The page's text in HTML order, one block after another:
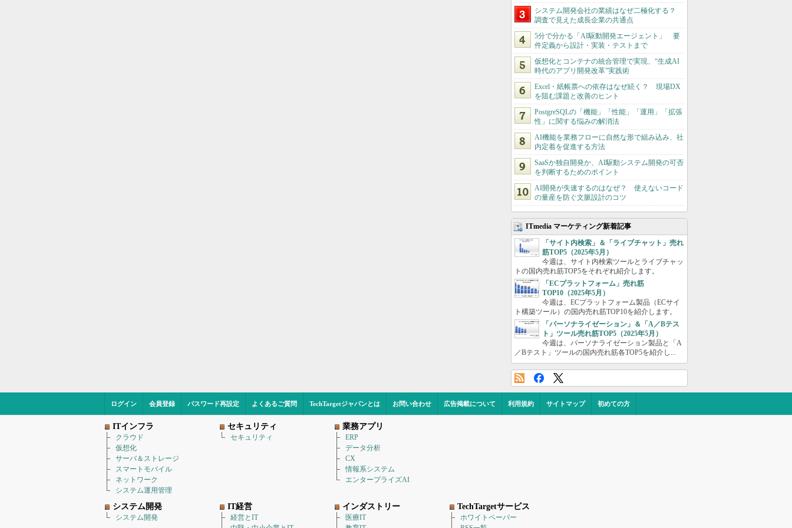
システム開発会社の業績はなぜ二極化する？
調査で見えた成長企業の共通点
5分で分かる「AI駆動開発エージェント」 要
件定義から設計・実装・テストまで
仮想化とコンテナの統合管理で実現、“生成AI
時代のアプリ開発改革”実践術
Excel・紙帳票への依存はなぜ続く？ 現場DX
を阻む課題と改善のヒント
PostgreSQLの「機能」「性能」「運用」「拡張
性」に関する悩みの解消法
AI機能を業務フローに自然な形で組み込み、社
内定着を促進する方法
SaaSか独自開発か、AI駆動システム開発の可否
を判断するためのポイント
AI開発が失速するのはなぜ？ 使えないコード
の量産を防ぐ文脈設計のコツ
ITmedia マーケティング新着記事
「サイト内検索」＆「ライブチャット」売れ
筋TOP5（2025年5月）
今週は、サイト内検索ツールとライブチャッ
トの国内売れ筋TOP5をそれぞれ紹介します。
「ECプラットフォーム」売れ筋
TOP10（2025年5月）
今週は、ECプラットフォーム製品（ECサイ
ト構築ツール）の国内売れ筋TOP10を紹介します。
「パーソナライゼーション」＆「A／Bテス
ト」ツール売れ筋TOP5（2025年5月）
今週は、パーソナライゼーション製品と「A
／Bテスト」ツールの国内売れ筋各TOP5を紹介し...
ログイン 会員登録 パスワード再設定 よくあるご質問 TechTargetジャパンとは お問い合わせ 広告掲載について 利用規約 サイトマップ 初めての方
ITインフラ
クラウド
仮想化
サーバ＆ストレージ
スマートモバイル
ネットワーク
システム運用管理
セキュリティ
セキュリティ
業務アプリ
ERP
データ分析
CX
情報系システム
エンタープライズAI
システム開発
システム開発
IT経営
経営とIT
インダストリー
医療IT
TechTargetサービス
ホワイトペーパー